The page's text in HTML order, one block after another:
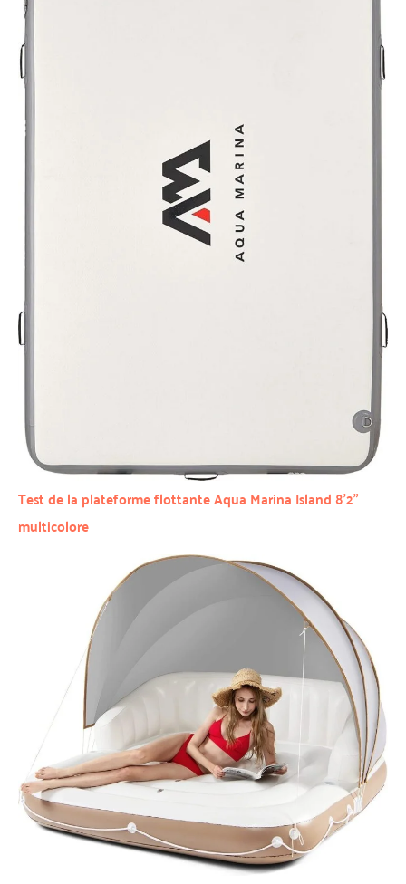
Test de la plateforme flottante Aqua Marina Island 8’2”
multicolore